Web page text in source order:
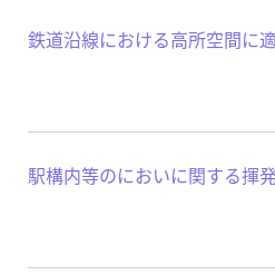
鉄道沿線における高所空間に
駅構内等のにおいに関する揮